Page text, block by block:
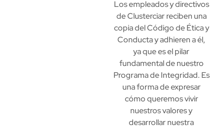
Los empleados y directivos
de Clusterciar reciben una
copia del Código de Ética y
Conducta y adhieren a él,
ya que es el pilar
fundamental de nuestro
Programa de Integridad. Es
una forma de expresar
cómo queremos vivir
nuestros valores y
desarrollar nuestra